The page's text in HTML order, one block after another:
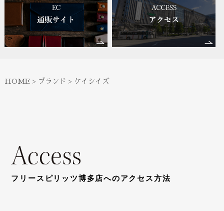
HOME > ブランド > ケイシイズ
フリースピリッツ博多店へのアクセス方法